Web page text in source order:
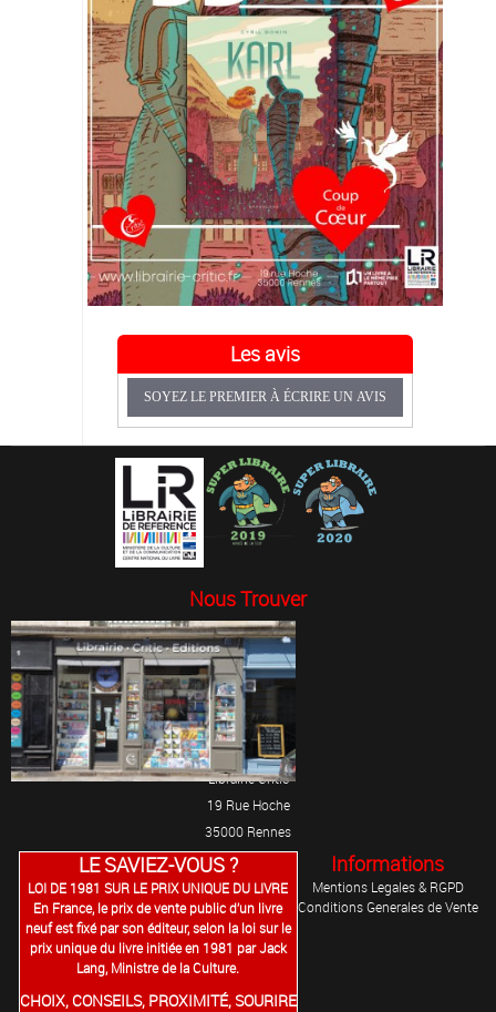
Les avis
SOYEZ LE PREMIER À ÉCRIRE UN AVIS
Nous Trouver
Librairie Critic
19 Rue Hoche
35000 Rennes
LE SAVIEZ-VOUS ?
LOI DE 1981 SUR LE PRIX UNIQUE DU LIVRE
En France, le prix de vente public d’un livre
neuf est fixé par son éditeur, selon la loi sur le
prix unique du livre initiée en 1981 par Jack
Lang, Ministre de la Culture.
CHOIX, CONSEILS, PROXIMITÉ, SOURIRE
Informations
Mentions Legales & RGPD
Conditions Generales de Vente